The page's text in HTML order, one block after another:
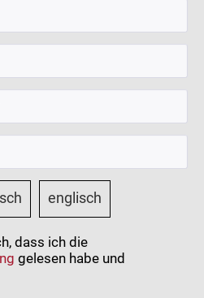
englisch
dass ich die
gelesen habe und